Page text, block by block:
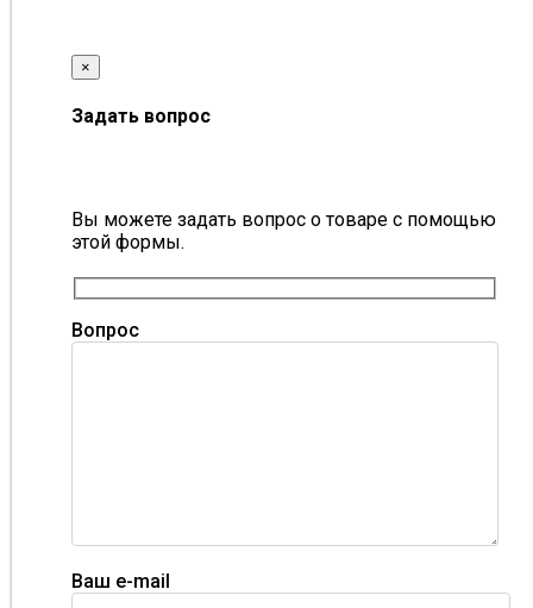
×
Задать вопрос
Вы можете задать вопрос о товаре с помощью
этой формы.
Вопрос
Ваш e-mail